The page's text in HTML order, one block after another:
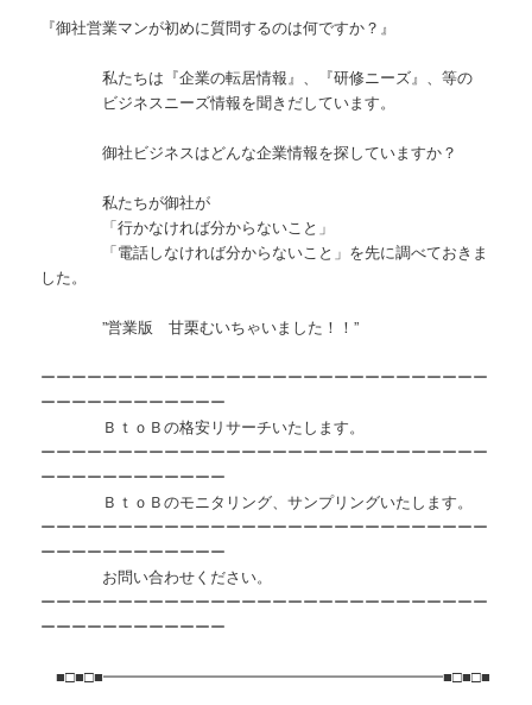
『御社営業マンが初めに質問するのは何ですか？』
私たちは『企業の転居情報』、『研修ニーズ』、等の
ビジネスニーズ情報を聞きだしています。
御社ビジネスはどんな企業情報を探していますか？
私たちが御社が
「行かなければ分からないこと」
「電話しなければ分からないこと」を先に調べておきま
した。
”営業版 甘栗むいちゃいました！！”
ーーーーーーーーーーーーーーーーーーーーーーーーーーーーー
ーーーーーーーーーーーー
ＢｔｏＢの格安リサーチいたします。
ーーーーーーーーーーーーーーーーーーーーーーーーーーーーー
ーーーーーーーーーーーー
ＢｔｏＢのモニタリング、サンプリングいたします。
ーーーーーーーーーーーーーーーーーーーーーーーーーーーーー
ーーーーーーーーーーーー
お問い合わせください。
ーーーーーーーーーーーーーーーーーーーーーーーーーーーーー
ーーーーーーーーーーーー
■□■□■━━━━━━━━━━━━━━━━━━━━━━■□■□■